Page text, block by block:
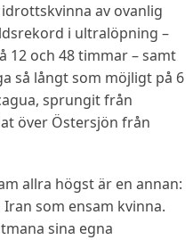
av ovanlig
i ultralöpning –
12 och 48 timmar – samt
så långt som möjligt på 6
sprungit från
över Östersjön från
allra högst är en annan:
som ensam kvinna.
sina egna